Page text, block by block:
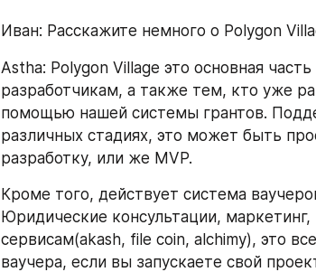
Иван: Расскажите немного о Polygon
Astha: Polygon Village это основная
разработчикам, а также тем, кто уже
помощью нашей системы грантов.
различных стадиях, это может быть
разработку, или же MVP.
Кроме того, действует система
Юридические консультации,
сервисам(akash, file coin, alchimy), это
ваучера, если вы запускаете свой